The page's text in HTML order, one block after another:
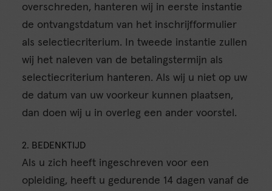
overschreden, hanteren wij in eerste instantie
de ontvangstdatum van het inschrijfformulier
als selectiecriterium. In tweede instantie zullen
wij het naleven van de betalingstermijn als
selectiecriterium hanteren. Als wij u niet op uw
de datum van uw voorkeur kunnen plaatsen,
dan doen wij u in overleg een ander voorstel.
2. BEDENKTIJD
Als u zich heeft ingeschreven voor een
opleiding, heeft u gedurende 14 dagen vanaf de